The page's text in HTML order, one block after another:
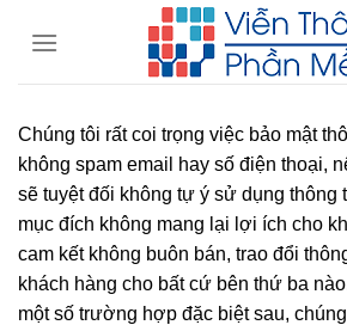
Chúng tôi rất coi trọng việc bảo mật
không spam email hay số điện thoại,
sẽ tuyệt đối không tự ý sử dụng thông
mục đích không mang lại lợi ích cho
cam kết không buôn bán, trao đổi
khách hàng cho bất cứ bên thứ ba
một số trường hợp đặc biệt sau,